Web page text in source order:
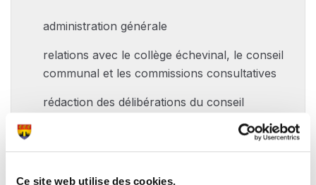
Ce site web utilise des cookies.
administration générale
relations avec le collège échevinal, le conseil
communal et les commissions consultatives
rédaction des délibérations du conseil
tenue à jour des registres afférents
rédaction, en général, de la correspondance